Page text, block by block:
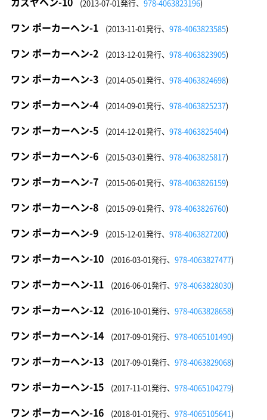
(2013-07-01発行、 978-4063823196)
ワン ポーカーヘン-1 (2013-11-01発行、 978-4063823585)
ワン ポーカーヘン-2 (2013-12-01発行、 978-4063823905)
ワン ポーカーヘン-3 (2014-05-01発行、 978-4063824698)
ワン ポーカーヘン-4 (2014-09-01発行、 978-4063825237)
ワン ポーカーヘン-5 (2014-12-01発行、 978-4063825404)
ワン ポーカーヘン-6 (2015-03-01発行、 978-4063825817)
ワン ポーカーヘン-7 (2015-06-01発行、 978-4063826159)
ワン ポーカーヘン-8 (2015-09-01発行、 978-4063826760)
ワン ポーカーヘン-9 (2015-12-01発行、 978-4063827200)
ワン ポーカーヘン-10 (2016-03-01発行、 978-4063827477)
ワン ポーカーヘン-11 (2016-06-01発行、 978-4063828030)
ワン ポーカーヘン-12 (2016-10-01発行、 978-4063828658)
ワン ポーカーヘン-14 (2017-09-01発行、 978-4065101490)
ワン ポーカーヘン-13 (2017-09-01発行、 978-4063829068)
ワン ポーカーヘン-15 (2017-11-01発行、 978-4065104279)
ワン ポーカーヘン-16 (2018-01-01発行、 978-4065105641)